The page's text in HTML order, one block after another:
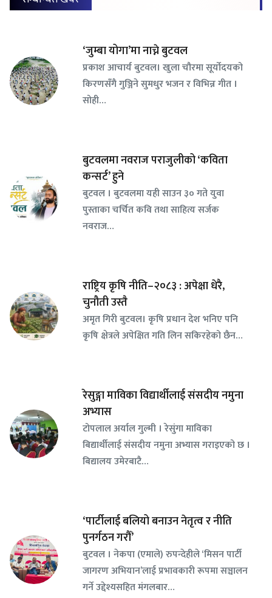
‘जुम्बा योगा’मा नाच्ने बुटवल
प्रकाश आचार्य बुटवल। खुला चौरमा सूर्योदयको
किरणसँगै गुञ्जिने सुमधुर भजन र विभिन्न गीत ।
सोही…
बुटवलमा नवराज पराजुलीको ‘कविता
कन्सर्ट’ हुने
बुटवल । बुटवलमा यही साउन ३० गते युवा
पुस्ताका चर्चित कवि तथा साहित्य सर्जक
नवराज…
राष्ट्रिय कृषि नीति–२०८३ : अपेक्षा धेरै,
चुनौती उस्तै
अमृत गिरी बुटवल। कृषि प्रधान देश भनिए पनि
कृषि क्षेत्रले अपेक्षित गति लिन सकिरहेको छैन…
रेसुङ्गा माविका विद्यार्थीलाई संसदीय नमुना
अभ्यास
टोपलाल अर्याल गुल्मी । रेसुंगा माविका
बिद्यार्थीलाई संसदीय नमुना अभ्यास गराइएको छ ।
बिद्यालय उमेरबाटै…
‘पार्टीलाई बलियो बनाउन नेतृत्व र नीति
पुनर्गठन गरौँ’
बुटवल । नेकपा (एमाले) रुपन्देहीले ‘मिसन पार्टी
जागरण अभियान’लाई प्रभावकारी रूपमा सञ्चालन
गर्ने उद्देश्यसहित मंगलबार…